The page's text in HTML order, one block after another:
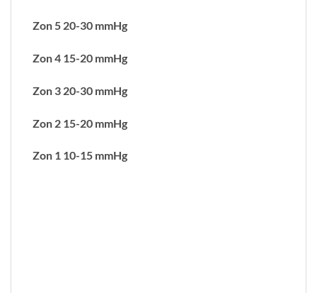
Zon 5 20-30 mmHg
Zon 4 15-20 mmHg
Zon 3 20-30 mmHg
Zon 2 15-20 mmHg
Zon 1 10-15 mmHg